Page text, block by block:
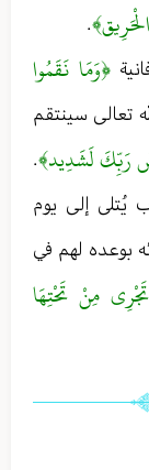
.
﴿وَمَا نَقَمُوا
تعالى سينتقم
رَبِّكَ لَشَدِيد﴾.
يُتلى إلى يوم
بوعده لهم في
مِنْ تَحْتِهَا